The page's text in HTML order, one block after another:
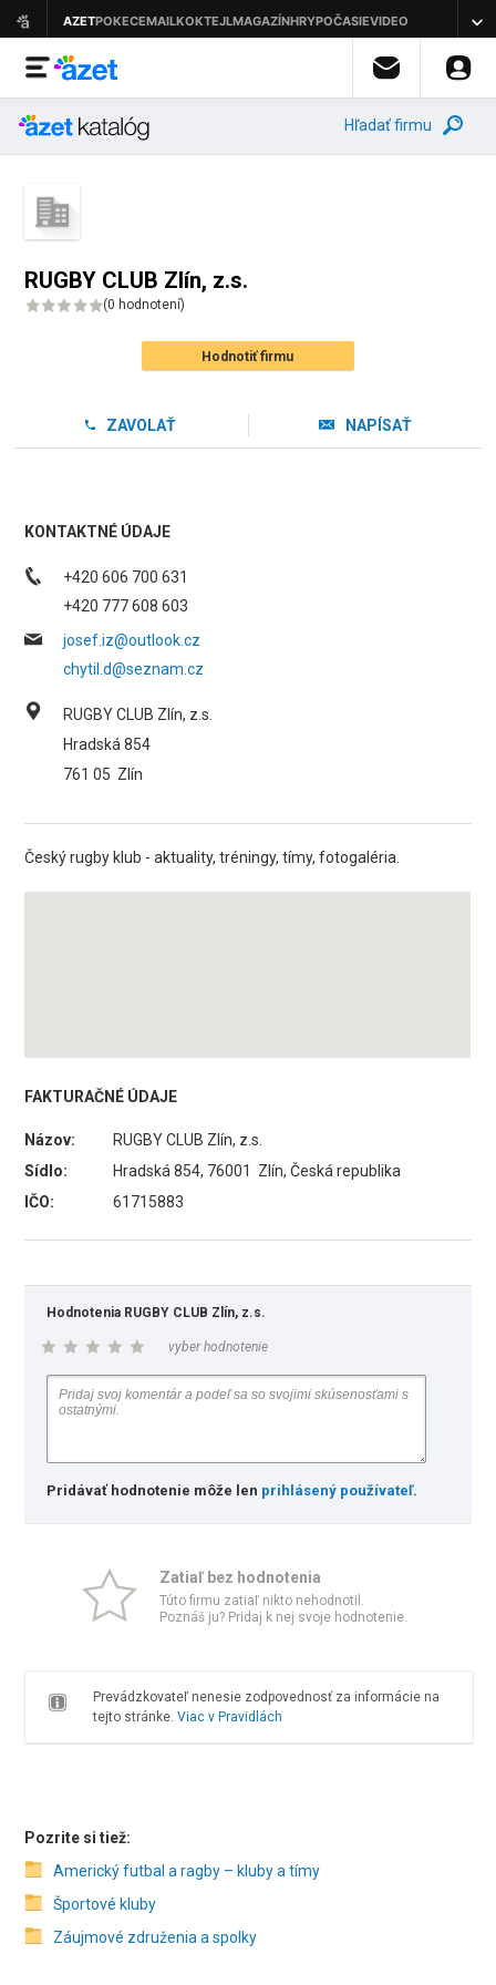
Hľadať firmu
RUGBY CLUB Zlín, z.s.
(0 hodnotení)
Hodnotiť firmu
ZAVOLAŤ NAPÍSAŤ
KONTAKTNÉ ÚDAJE
+420 606 700 631
+420 777 608 603
josef.iz@outlook.cz
chytil.d@seznam.cz
RUGBY CLUB Zlín, z.s.
Hradská 854
761 05 Zlín
Český rugby klub - aktuality, tréningy, tímy, fotogaléria.
FAKTURAČNÉ ÚDAJE
Názov:
RUGBY CLUB Zlín, z.s.
Sídlo:
Hradská 854, 76001 Zlín, Česká republika
IČO:
61715883
Hodnotenia RUGBY CLUB Zlín, z.s.
vyber hodnotenie
Pridávať hodnotenie môže len prihlásený používateľ.
Zatiaľ bez hodnotenia
Túto firmu zatiaľ nikto nehodnotil.
Poznáš ju? Pridaj k nej svoje hodnotenie.
Prevádzkovateľ nenesie zodpovednosť za informácie na
tejto stránke. Viac v Pravidlách
Pozrite si tiež:
Americký futbal a ragby – kluby a tímy
Športové kluby
Záujmové združenia a spolky